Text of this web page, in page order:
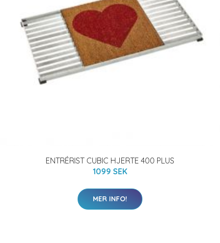
ENTRÉRIST CUBIC HJERTE 400 PLUS
1099 SEK
MER INFO!